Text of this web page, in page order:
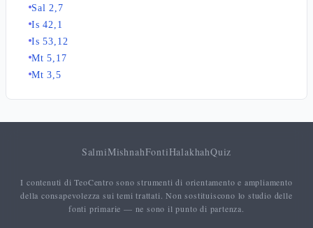
Sal 2,7
Is 42,1
Is 53,12
Mt 5,17
Mt 3,5
SalmiMishnahFontiHalakhahQuiz
I contenuti di TeoCentro sono strumenti di orientamento e ampliamento
della consapevolezza sui temi trattati. Non sostituiscono lo studio delle
fonti primarie — ne sono il punto di partenza.